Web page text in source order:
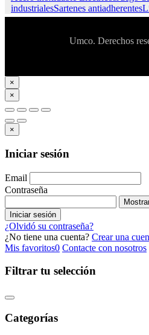
industrialesSartenes antiadherentes
Umco. Derechos
×
×
×
Iniciar sesión
Email
Contraseña
Iniciar sesión
¿Olvidó su contraseña?
¿No tiene una cuenta? Crear una
Mis favoritos0 Contacte con nosotros
Filtrar tu selección
Categorías